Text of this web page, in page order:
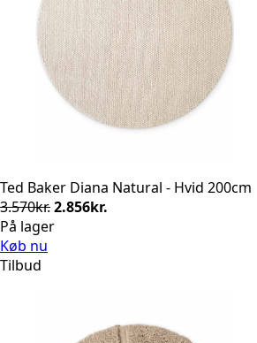
Ted Baker Diana Natural - Hvid 200cm
3.570kr.Den
oprindelige
2.856kr.
På lager
Køb nu
Tilbud